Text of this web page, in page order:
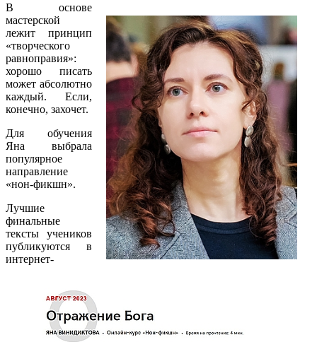
В основе
мастерской
лежит принцип
«творческого
равноправия»:
хорошо писать
может абсолютно
каждый. Если,
конечно, захочет.
Для обучения
Яна выбрала
популярное
направление
«нон-фикшн».
Лучшие
финальные
тексты учеников
публикуются в
интернет-